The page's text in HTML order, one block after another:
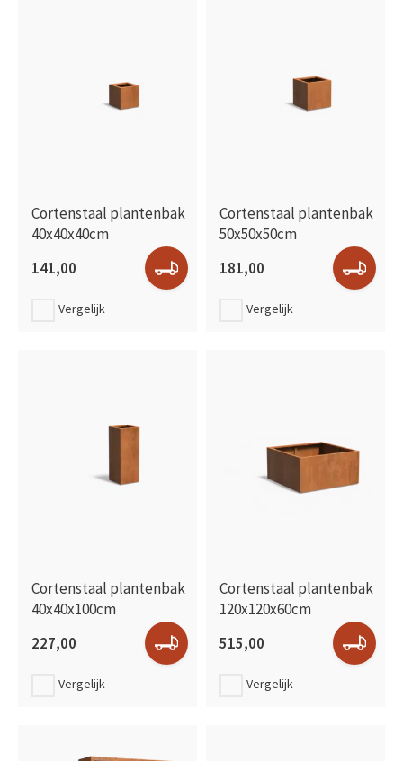
Cortenstaal plantenbak
40x40x40cm
141,00
Vergelijk
Cortenstaal plantenbak
50x50x50cm
181,00
Vergelijk
Cortenstaal plantenbak
40x40x100cm
227,00
Vergelijk
Cortenstaal plantenbak
120x120x60cm
515,00
Vergelijk